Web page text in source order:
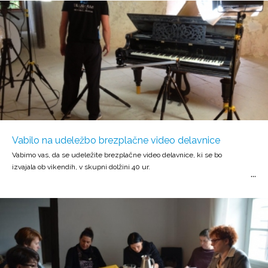
Vabilo na udeležbo brezplačne video delavnice
Vabimo vas, da se udeležite brezplačne video delavnice, ki se bo
izvajala ob vikendih, v skupni dolžini 40 ur.